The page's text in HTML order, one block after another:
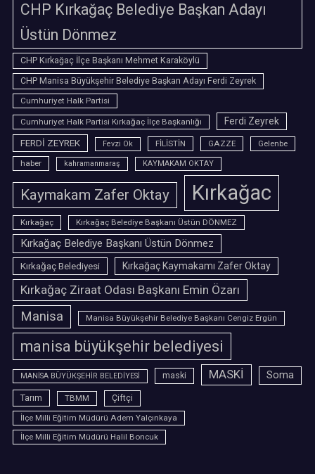
CHP Kırkağaç Belediye Başkan Adayı
Üstün Dönmez
CHP Kırkağaç İlçe Başkanı Mehmet Karaköylü
CHP Manisa Büyükşehir Belediye Başkan Adayı Ferdi Zeyrek
Cumhuriyet Halk Partisi
Cumhuriyet Halk Partisi Kırkağaç İlçe Başkanlığı
Ferdi Zeyrek
FERDİ ZEYREK
Fevzi Ok FİLİSTİN GAZZE
Gelenbe
haber
kahramanmaraş KAYMAKAM OKTAY
Kaymakam Zafer Oktay Kırkağac
Kırkağaç Kırkağaç Belediye Başkanı Üstün DÖNMEZ
Kırkağaç Belediye Başkanı Üstün Dönmez
Kırkağaç Belediyesi Kırkağaç Kaymakamı Zafer Oktay
Kırkağaç Ziraat Odası Başkanı Emin Özarı
Manisa Manisa Büyükşehir Belediye Başkanı Cengiz Ergün
manisa büyükşehir belediyesi
MANİSA BÜYÜKŞEHİR BELEDİYESİ maski MASKİ Soma
Tarım TBMM
Çiftçi
İlçe Milli Eğitim Müdürü Adem Yalçınkaya
İlçe Milli Eğitim Müdürü Halil Boncuk